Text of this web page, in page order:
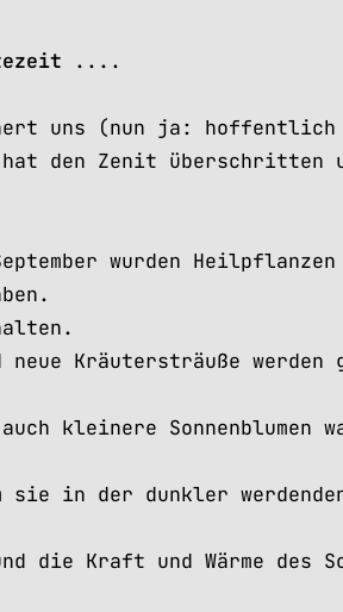
....
uns (nun ja:
hat den Zenit
wurden Heilpflanzen
Kräutersträuße werden
kleinere Sonnenblumen
sie in der dunkler
Kraft und Wärme des